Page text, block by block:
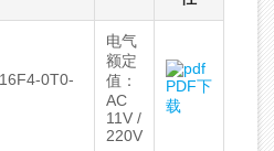
电气
额定
值：
AC
11V /
220V
PDF下
载